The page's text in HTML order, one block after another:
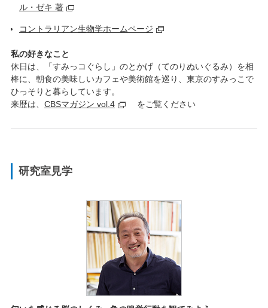
ル・ゼキ 著
コントラリアン生物学ホームページ
私の好きなこと
休日は、「すみっコぐらし」のとかげ（てのりぬいぐるみ）を相
棒に、朝食の美味しいカフェや美術館を巡り、東京のすみっこで
ひっそりと暮らしています。
来歴は、 CBSマガジン vol.4 をご覧ください
研究室見学